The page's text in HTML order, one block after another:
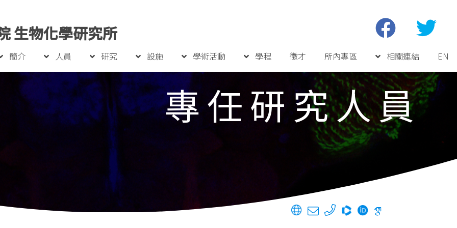
生物化學研究所
簡介 人員 研究 設施 學術活動 學程 徵才 所內專區 相關連結 EN
專任研究人員